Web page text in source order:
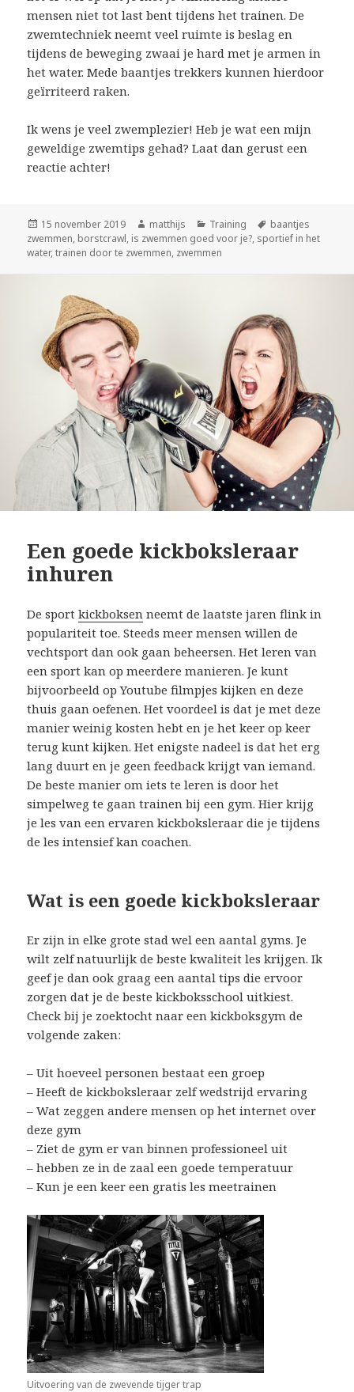
mensen niet tot last bent tijdens het trainen. De
zwemtechniek neemt veel ruimte is beslag en
tijdens de beweging zwaai je hard met je armen in
het water. Mede baantjes trekkers kunnen hierdoor
geïrriteerd raken.
Ik wens je veel zwemplezier! Heb je wat een mijn
geweldige zwemtips gehad? Laat dan gerust een
reactie achter!
Geplaatst
op
15 november 2019 Auteur
matthijs Categorieën
Training Tags
baantjes
zwemmen, borstcrawl, is zwemmen goed voor je?, sportief in het
water,trainen door te zwemmen, zwemmen
Een goede kickboksleraar
inhuren
De sportkickboksen neemt de laatste jaren flink in
populariteit toe. Steeds meer mensen willen de
vechtsport dan ook gaan beheersen. Het leren van
een sport kan op meerdere manieren. Je kunt
bijvoorbeeld op Youtube filmpjes kijken en deze
thuis gaan oefenen. Het voordeel is dat je met deze
manier weinig kosten hebt en je het keer op keer
terug kunt kijken. Het enigste nadeel is dat het erg
lang duurt en je geen feedback krijgt van iemand.
De beste manier om iets te leren is door het
simpelweg te gaan trainen bij een gym. Hier krijg
je les van een ervaren kickboksleraar die je tijdens
de les intensief kan coachen.
Wat is een goede kickboksleraar
Er zijn in elke grote stad wel een aantal gyms. Je
wilt zelf natuurlijk de beste kwaliteit les krijgen. Ik
geef je dan ook graag een aantal tips die ervoor
zorgen dat je de beste kickboksschool uitkiest.
Check bij je zoektocht naar een kickboksgym de
volgende zaken:
– Uit hoeveel personen bestaat een groep
– Heeft de kickboksleraar zelf wedstrijd ervaring
– Wat zeggen andere mensen op het internet over
deze gym
– Ziet de gym er van binnen professioneel uit
– hebben ze in de zaal een goede temperatuur
– Kun je een keer een gratis les meetrainen
Uitvoering van de zwevende tijger trap